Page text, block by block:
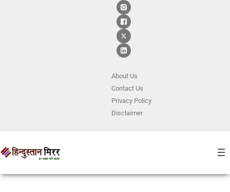
About Us
ContactUs
Privacy Policy
Disclaimer